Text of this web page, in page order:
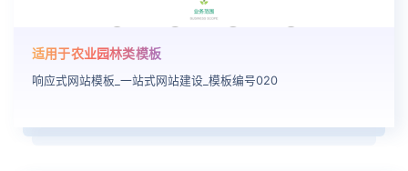
适用于农业园林类模板
响应式网站模板_一站式网站建设_模板编号020